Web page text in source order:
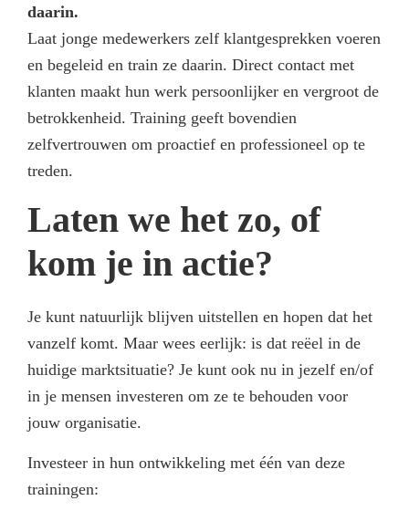
daarin.
Laat jonge medewerkers zelf klantgesprekken voeren
en begeleid en train ze daarin. Direct contact met
klanten maakt hun werk persoonlijker en vergroot de
betrokkenheid. Training geeft bovendien
zelfvertrouwen om proactief en professioneel op te
treden.
Laten we het zo, of
kom je in actie?
Je kunt natuurlijk blijven uitstellen en hopen dat het
vanzelf komt. Maar wees eerlijk: is dat reëel in de
huidige marktsituatie? Je kunt ook nu in jezelf en/of
in je mensen investeren om ze te behouden voor
jouw organisatie.
Investeer in hun ontwikkeling met één van deze
trainingen: